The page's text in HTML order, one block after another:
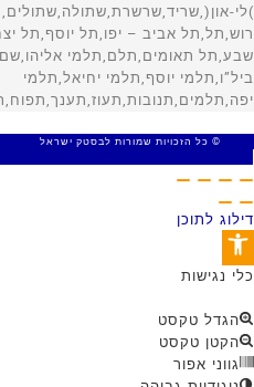
© כל הזכויות שמורות לבסטק ישראל
דילוג לתוכן
פתח סרגל נגישות
כלי נגישות
הגדל טקסט
הקטן טקסט
גווני אפור